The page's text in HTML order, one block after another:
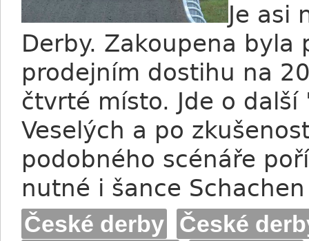
Je asi
Derby. Zakoupena
prodejním dostihu na
čtvrté místo. Jde o
Veselých a po
podobného scénáře
nutné i šance
České derby
České